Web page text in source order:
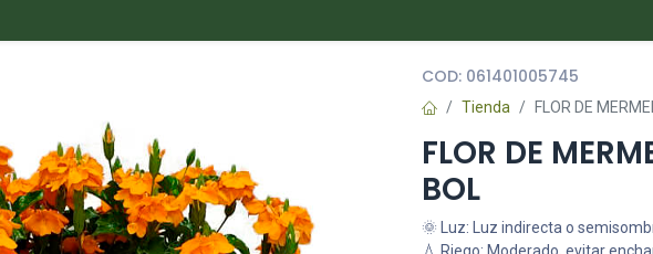
COD: 061401005745
Tienda FLOR DE
FLOR DE
BOL
🌞 Luz: Luz indirecta o